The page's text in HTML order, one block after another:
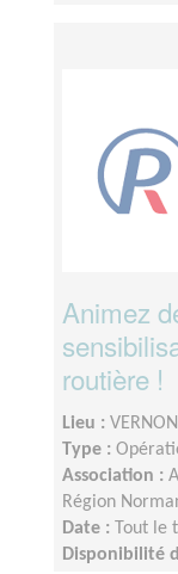
Animez
routière !
Lieu :
Type :
Association :
Région
Date :
Tout le
Disponibilité